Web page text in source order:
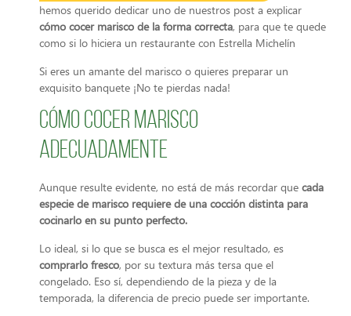
hemos querido dedicar uno de nuestros post a explicar
cómo cocer marisco de la forma correcta, para que te quede
como si lo hiciera un restaurante con Estrella Michelín
Si eres un amante del marisco o quieres preparar un
exquisito banquete ¡No te pierdas nada!
Cómo cocer marisco
adecuadamente
Aunque resulte evidente, no está de más recordar que cada
especie de marisco requiere de una cocción distinta para
cocinarlo en su punto perfecto.
Lo ideal, si lo que se busca es el mejor resultado, es
comprarlo fresco, por su textura más tersa que el
congelado. Eso sí, dependiendo de la pieza y de la
temporada, la diferencia de precio puede ser importante.